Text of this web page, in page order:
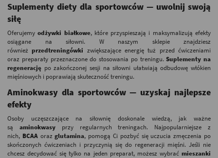
Suplementy diety dla sportowców — uwolnij swoją
siłę
Oferujemyodżywki białkowe, które przyspieszają i maksymalizują efekty
osiągane na siłowni. W naszym sklepie znajdziesz
równieżprzedtreningówki zwiększające energię tuż przed ćwiczeniami
oraz preparaty przeznaczone do stosowania po treningu.Suplementy na
regenerację po zakończonej sesji na siłowni ułatwiają odbudowę włókien
mięśniowych i poprawiają skuteczność treningu.
Aminokwasy dla sportowców — uzyskaj najlepsze
efekty
Osoby uczęszczające na siłownię doskonale wiedzą, jak ważne
są aminokwasyprzy regularnych treningach. Najpopularniejsze z
nich, BCAAorazglutamina, pomogą Ci pozbyć się uczucia zmęczenia po
skończonych ćwiczeniach i przyczynią się do regeneracji mięśni. Jeśli nie
chcesz decydować się tylko na jeden preparat, możesz wybraćmieszanki